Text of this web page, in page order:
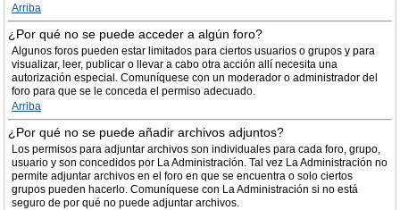
Arriba
¿Por qué no se puede acceder a algún foro?
Algunos foros pueden estar limitados para ciertos usuarios o grupos y para
visualizar, leer, publicar o llevar a cabo otra acción allí necesita una
autorización especial. Comuníquese con un moderador o administrador del
foro para que se le conceda el permiso adecuado.
Arriba
¿Por qué no se puede añadir archivos adjuntos?
Los permisos para adjuntar archivos son individuales para cada foro, grupo,
usuario y son concedidos por La Administración. Tal vez La Administración no
permite adjuntar archivos en el foro en que se encuentra o solo ciertos
grupos pueden hacerlo. Comuníquese con La Administración si no está
seguro de por qué no puede adjuntar archivos.